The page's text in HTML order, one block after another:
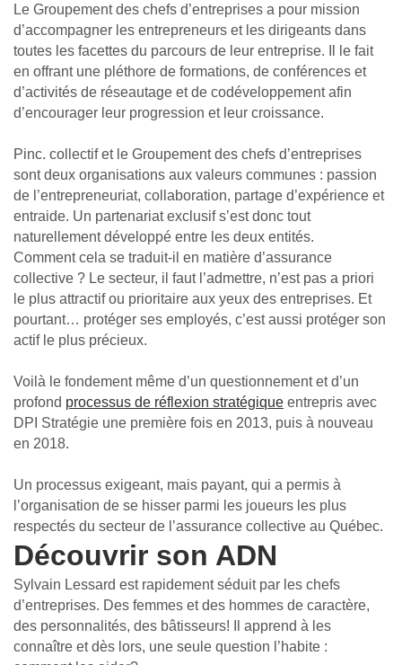
Le Groupement des chefs d’entreprises a pour mission
d’accompagner les entrepreneurs et les dirigeants dans
toutes les facettes du parcours de leur entreprise. Il le fait
en offrant une pléthore de formations, de conférences et
d’activités de réseau­tage et de codéveloppement afin
d’encou­rager leur progression et leur croissance.
Pinc. collectif et le Groupement des chefs d’entreprises
sont deux organisations aux valeurs communes : passion
de l’entrepreneuriat, collaboration, partage d’expérience et
entraide. Un partenariat exclusif s’est donc tout
naturellement développé entre les deux entités.
Comment cela se traduit-il en matière d’assurance
collective ? Le secteur, il faut l’admettre, n’est pas a priori
le plus attractif ou prioritaire aux yeux des entreprises. Et
pourtant… protéger ses employés, c’est aussi protéger son
actif le plus précieux.
Voilà le fondement même d’un questionnement et d’un
profond processus de réflexion stratégique entrepris avec
DPI Stratégie une première fois en 2013, puis à nouveau
en 2018.
Un processus exigeant, mais payant, qui a permis à
l’organisation de se hisser parmi les joueurs les plus
respectés du secteur de l’assurance collective au Québec.
Découvrir son ADN
Sylvain Lessard est rapidement séduit par les chefs
d’entreprises. Des femmes et des hommes de cara­ctère,
des personnalités, des bâtisseurs! Il apprend à les
connaître et dès lors, une seule question l’habite :